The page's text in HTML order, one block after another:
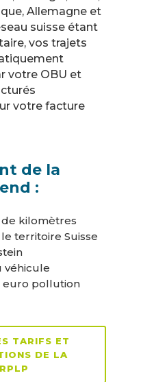
Allemagne et
suisse étant
vos trajets
votre OBU et
votre facture
de la
:
kilomètres
territoire Suisse
véhicule
euro pollution
TARIFS ET
DE LA
RPLP